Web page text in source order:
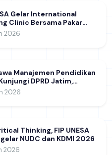
Gelar International
Clinic Bersama Pakar
University Thailand,
dukung SDG 4
2026
Manajemen Pendidikan
DPRD Jatim,
Pemahaman Kebijakan
2026
Thinking, FIP UNESA
NUDC dan KDMI 2026
2026